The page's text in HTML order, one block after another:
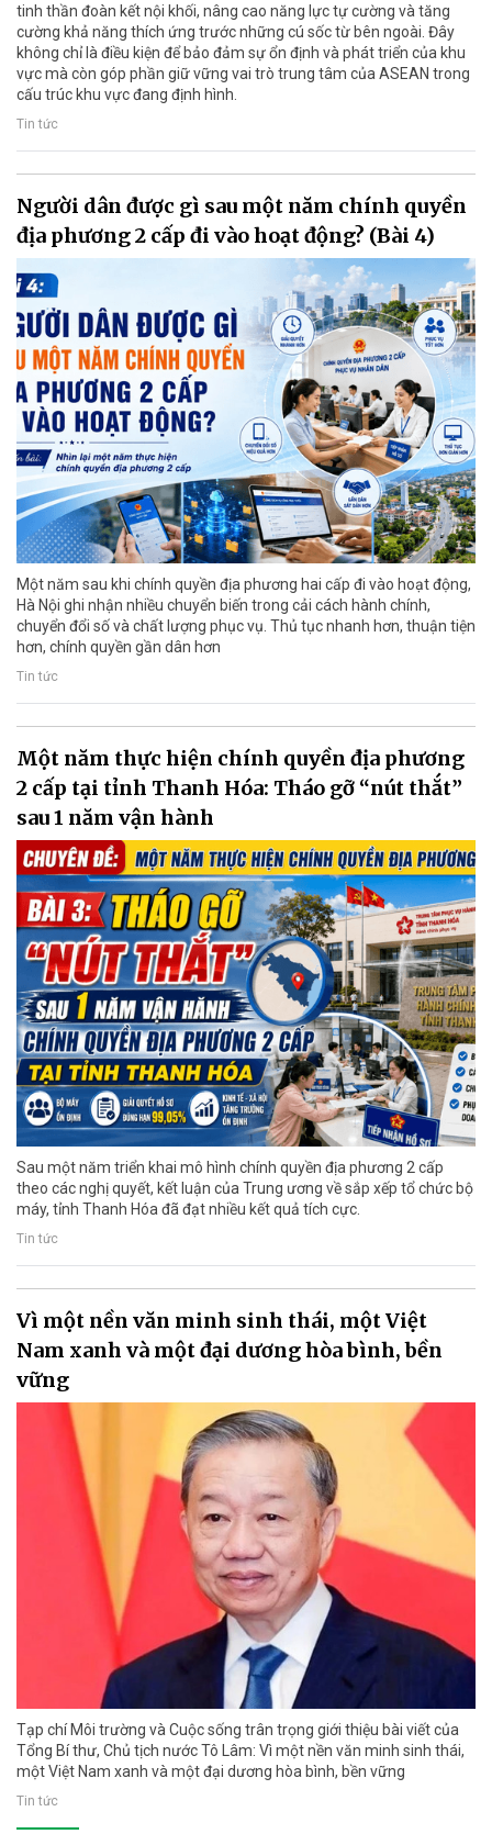
tinh thần đoàn kết nội khối, nâng cao năng lực tự cường và tăng
cường khả năng thích ứng trước những cú sốc từ bên ngoài. Đây
không chỉ là điều kiện để bảo đảm sự ổn định và phát triển của khu
vực mà còn góp phần giữ vững vai trò trung tâm của ASEAN trong
cấu trúc khu vực đang định hình.
Tin tức
Người dân được gì sau một năm chính quyền
địa phương 2 cấp đi vào hoạt động? (Bài 4)
Một năm sau khi chính quyền địa phương hai cấp đi vào hoạt động,
Hà Nội ghi nhận nhiều chuyển biến trong cải cách hành chính,
chuyển đổi số và chất lượng phục vụ. Thủ tục nhanh hơn, thuận tiện
hơn, chính quyền gần dân hơn
Tin tức
Một năm thực hiện chính quyền địa phương
2 cấp tại tỉnh Thanh Hóa: Tháo gỡ “nút thắt”
sau 1 năm vận hành
Sau một năm triển khai mô hình chính quyền địa phương 2 cấp
theo các nghị quyết, kết luận của Trung ương về sắp xếp tổ chức bộ
máy, tỉnh Thanh Hóa đã đạt nhiều kết quả tích cực.
Tin tức
Vì một nền văn minh sinh thái, một Việt
Nam xanh và một đại dương hòa bình, bền
vững
Tạp chí Môi trường và Cuộc sống trân trọng giới thiệu bài viết của
Tổng Bí thư, Chủ tịch nước Tô Lâm: Vì một nền văn minh sinh thái,
một Việt Nam xanh và một đại dương hòa bình, bền vững
Tin tức